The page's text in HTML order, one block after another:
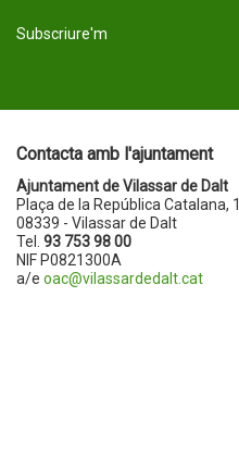
Subscriure'm
Contacta amb l'ajuntament
Ajuntament de Vilassar de Dalt
Plaça de la República Catalana, 1
08339 - Vilassar de Dalt
Tel. 93 753 98 00
NIF P0821300A
a/e oac@vilassardedalt.cat